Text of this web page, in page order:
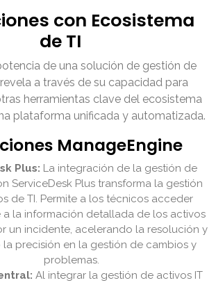
con Ecosistema
de TI
de una solución de gestión de
a través de su capacidad para
herramientas clave del ecosistema
plataforma unificada y automatizada.
ManageEngine
Plus: La integración de la gestión de
ServiceDesk Plus transforma la gestión
de TI. Permite a los técnicos acceder
a la información detallada de los activos
un incidente, acelerando la resolución y
la precisión en la gestión de cambios y
problemas.
Al integrar la gestión de activos IT